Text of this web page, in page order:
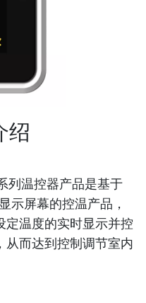
绍
列温控器产品是基于
示屏幕的控温产品，
定温度的实时显示并控
从而达到控制调节室内